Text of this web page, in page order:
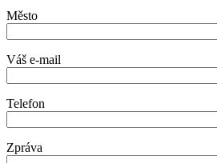
Město
Váš e-mail
Telefon
Zpráva